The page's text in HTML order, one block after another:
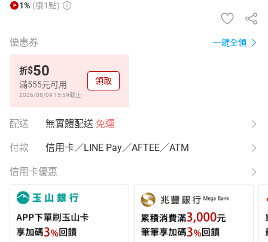
1% (賺1點)
優惠券 一鍵全領
折$50
滿555元可用
2026/08/09 15:59截止
領取
配送 無實體配送 免運
付款 信用卡／LINE Pay／AFTEE／ATM
信用卡優惠